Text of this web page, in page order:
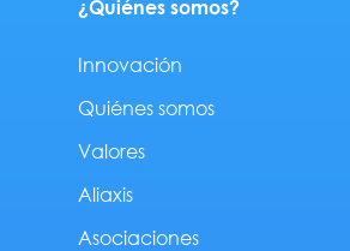
¿Quiénes somos?
Innovación
Quiénes somos
Valores
Aliaxis
Asociaciones